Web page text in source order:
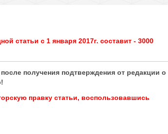
статьи с 1 января 2017г. составит - 3000
получения подтверждения от редакции о
правку статьи, воспользовавшись